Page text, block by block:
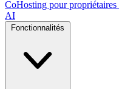
CoHosting pour propriétaires
AI